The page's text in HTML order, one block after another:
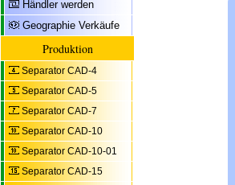
Händler werden
Geographie Verkäufe
Produktion
Separator CAD-4
Separator CAD-5
Separator CAD-7
Separator CAD-10
Separator CAD-10-01
Separator CAD-15